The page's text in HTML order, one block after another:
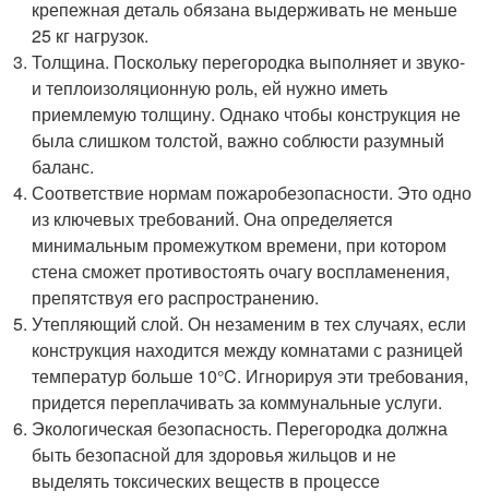
крепежная деталь обязана выдерживать не меньше
25 кг нагрузок.
Толщина. Поскольку перегородка выполняет и звуко-
и теплоизоляционную роль, ей нужно иметь
приемлемую толщину. Однако чтобы конструкция не
была слишком толстой, важно соблюсти разумный
баланс.
Соответствие нормам пожаробезопасности. Это одно
из ключевых требований. Она определяется
минимальным промежутком времени, при котором
стена сможет противостоять очагу воспламенения,
препятствуя его распространению.
Утепляющий слой. Он незаменим в тех случаях, если
конструкция находится между комнатами с разницей
температур больше 10°C. Игнорируя эти требования,
придется переплачивать за коммунальные услуги.
Экологическая безопасность. Перегородка должна
быть безопасной для здоровья жильцов и не
выделять токсических веществ в процессе